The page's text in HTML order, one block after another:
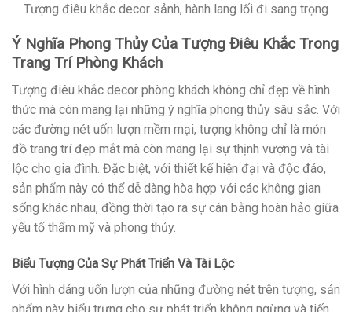
Tượng điêu khắc decor sảnh, hành lang lối đi sang trọng
Ý Nghĩa Phong Thủy Của Tượng Điêu Khắc Trong
Trang Trí Phòng Khách
Tượng điêu khắc decor phòng khách không chỉ đẹp về hình
thức mà còn mang lại những ý nghĩa phong thủy sâu sắc. Với
các đường nét uốn lượn mềm mại, tượng không chỉ là món
đồ trang trí đẹp mắt mà còn mang lại sự thịnh vượng và tài
lộc cho gia đình. Đặc biệt, với thiết kế hiện đại và độc đáo,
sản phẩm này có thể dễ dàng hòa hợp với các không gian
sống khác nhau, đồng thời tạo ra sự cân bằng hoàn hảo giữa
yếu tố thẩm mỹ và phong thủy.
Biểu Tượng Của Sự Phát Triển Và Tài Lộc
Với hình dáng uốn lượn của những đường nét trên tượng, sản